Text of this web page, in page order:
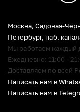
Москва, Садовая-
Петербург, наб.
Мы работаем каждый
Ежедневно: 11:00 -
Доставляем по всей
Написать нам в
Написать нам в